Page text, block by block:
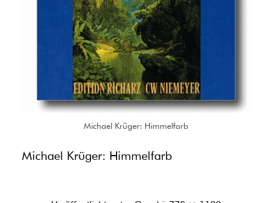
Michael Krüger: Himmelfarb
Michael Krüger: Himmelfarb